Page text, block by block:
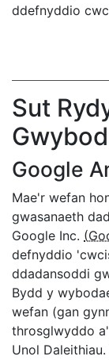
ddefnyddio
Sut
Google
Mae'r wefan
gwasanaeth
Google Inc.
defnyddio
ddadansoddi
Bydd y
wefan (gan
throsglwyddo
Unol